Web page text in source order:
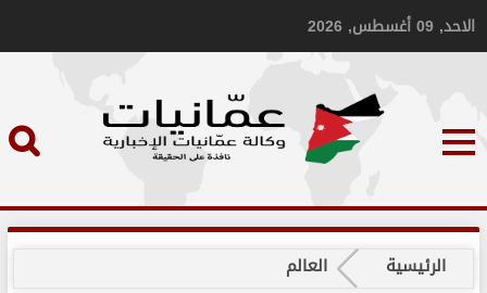
الاحد, 09 أغسطس, 2026
الرئيسية العالم